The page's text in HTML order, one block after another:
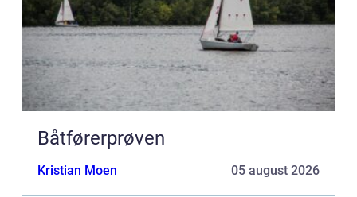
Båtførerprøven
Kristian Moen 05 august 2026